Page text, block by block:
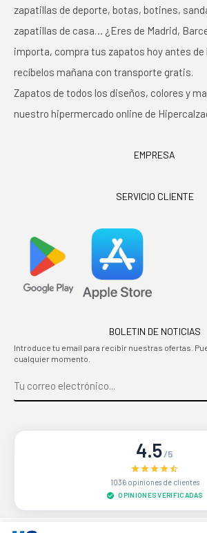
zapatillas de deporte, botas, botines,
zapatillas de casa… ¿Eres de Madrid,
importa, compra tus zapatos hoy antes de
recíbelos mañana con transporte gratis.
Zapatos de todos los diseños, colores y
nuestro hipermercado online de
EMPRESA
SERVICIO CLIENTE
BOLETIN DE NOTICIAS
Introduce tu email para recibir nuestras ofertas.
cualquier momento.
4.5/5
1036 opiniones de clientes
OPINIONES VERIFICADAS